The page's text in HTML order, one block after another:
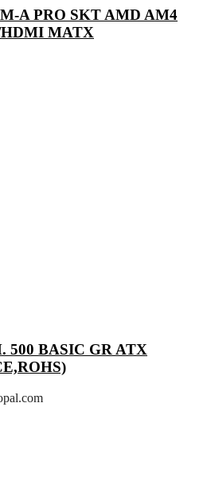
A PRO SKT AMD AM4
MATX
500 BASIC GR ATX